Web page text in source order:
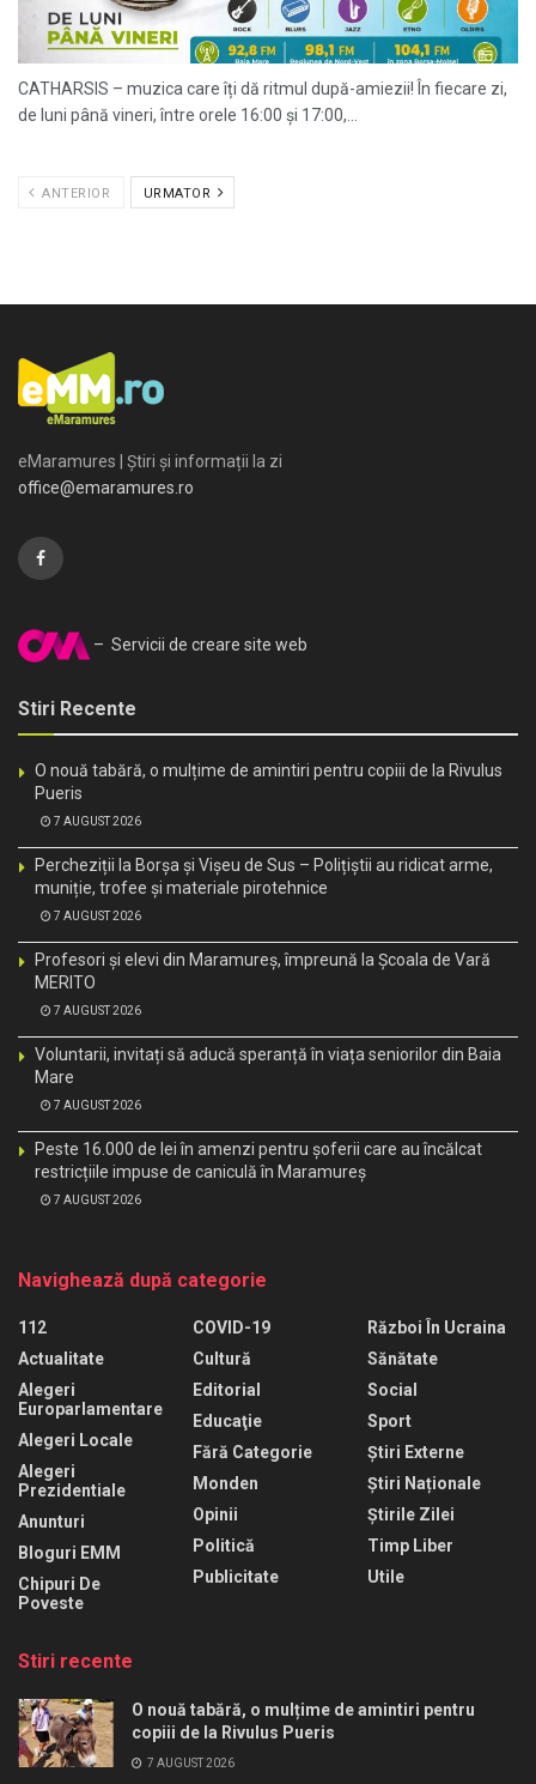
CATHARSIS – muzica care îți dă ritmul după-amiezii! În fiecare zi,
de luni până vineri, între orele 16:00 și 17:00,...
ANTERIOR URMATOR
eMaramures | Știri și informații la zi
office@emaramures.ro
– Servicii de creare site web
Stiri Recente
O nouă tabără, o mulțime de amintiri pentru copiii de la Rivulus
Pueris
7 AUGUST 2026
Percheziții la Borșa și Vișeu de Sus – Polițiștii au ridicat arme,
muniție, trofee și materiale pirotehnice
7 AUGUST 2026
Profesori și elevi din Maramureș, împreună la Școala de Vară
MERITO
7 AUGUST 2026
Voluntarii, invitați să aducă speranță în viața seniorilor din Baia
Mare
7 AUGUST 2026
Peste 16.000 de lei în amenzi pentru șoferii care au încălcat
restricțiile impuse de caniculă în Maramureș
7 AUGUST 2026
Navighează după categorie
112
Actualitate
Alegeri
Europarlamentare
Alegeri Locale
Alegeri
Prezidentiale
Anunturi
Bloguri EMM
Chipuri De
Poveste
COVID-19
Cultură
Editorial
Educaţie
Fără Categorie
Monden
Opinii
Politică
Publicitate
Război În Ucraina
Sănătate
Social
Sport
Știri Externe
Știri Naționale
Știrile Zilei
Timp Liber
Utile
Stiri recente
O nouă tabără, o mulțime de amintiri pentru
copiii de la Rivulus Pueris
7 AUGUST 2026